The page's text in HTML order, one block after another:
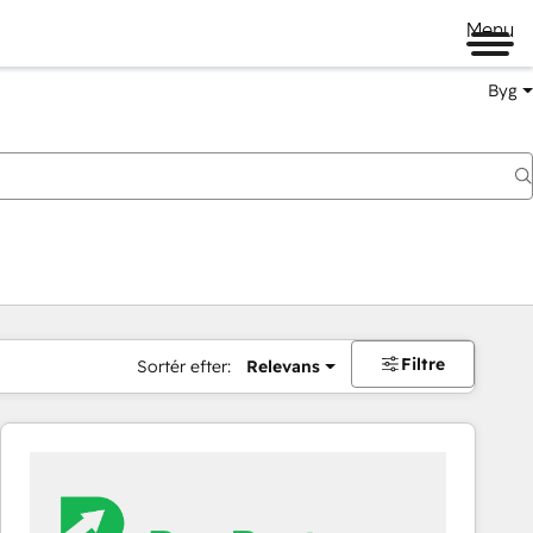
Menu
Byg
Sortér efter: Relevans Filtre